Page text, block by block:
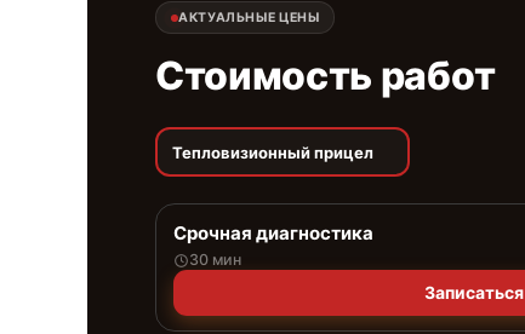
АКТУАЛЬНЫЕ ЦЕНЫ
Стоимость работ
Тепловизионный прицел
Срочная диагностика
30 мин
Записаться